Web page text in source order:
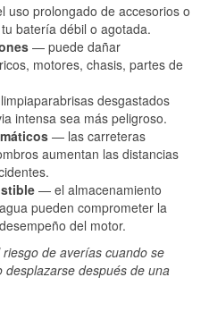
uso prolongado de accesorios o
batería débil o agotada.
— puede dañar
motores, chasis, partes de
desgastados
intensa sea más peligroso.
— las carreteras
aumentan las distancias
— el almacenamiento
pueden comprometer la
del motor.
de averías cuando se
después de una